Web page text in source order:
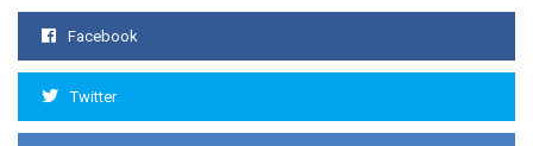
Facebook
Twitter